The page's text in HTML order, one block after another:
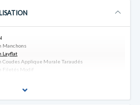
Manchons
Layflat
Coudes Applique Murale Taraudés
Filetés Modif